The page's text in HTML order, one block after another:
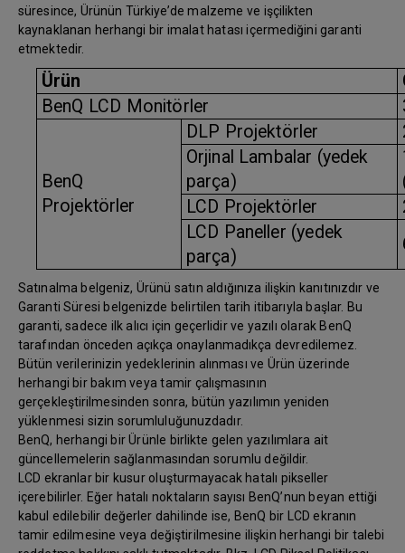
süresince, Ürünün Türkiye’de malzeme ve işçilikten
kaynaklanan herhangi bir imalat hatası içermediğini garanti
etmektedir.
Ürün
BenQ LCD Monitörler
BenQ
Projektörler
DLP Projektörler
Orjinal Lambalar (yedek
parça)
LCD Projektörler
LCD Paneller (yedek
parça)
Satınalma belgeniz, Ürünü satın aldığınıza ilişkin kanıtınızdır ve
Garanti Süresi belgenizde belirtilen tarih itibarıyla başlar. Bu
garanti, sadece ilk alıcı için geçerlidir ve yazılı olarak BenQ
tarafından önceden açıkça onaylanmadıkça devredilemez.
Bütün verilerinizin yedeklerinin alınması ve Ürün üzerinde
herhangi bir bakım veya tamir çalışmasının
gerçekleştirilmesinden sonra, bütün yazılımın yeniden
yüklenmesi sizin sorumluluğunuzdadır.
BenQ, herhangi bir Ürünle birlikte gelen yazılımlara ait
güncellemelerin sağlanmasından sorumlu değildir.
LCD ekranlar bir kusur oluşturmayacak hatalı pikseller
içerebilirler. Eğer hatalı noktaların sayısı BenQ’nun beyan ettiği
kabul edilebilir değerler dahilinde ise, BenQ bir LCD ekranın
tamir edilmesine veya değiştirilmesine ilişkin herhangi bir talebi